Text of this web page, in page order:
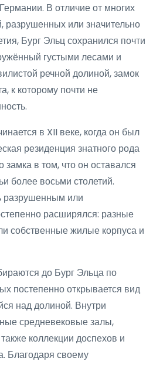
В отличие от многих
разрушенных или значительно
Бург Эльц сохранился почти
густыми лесами и
речной долиной, замок
к которому почти не
в XII веке, когда он был
резиденция знатного рода
замка в том, что он оставался
более восьми столетий.
разрушенным или
расширялся: разные
собственные жилые корпуса и
до Бург Эльца по
постепенно открывается вид
над долиной. Внутри
средневековые залы,
коллекции доспехов и
Благодаря своему